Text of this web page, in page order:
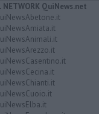
NETWORK QuiNews.net